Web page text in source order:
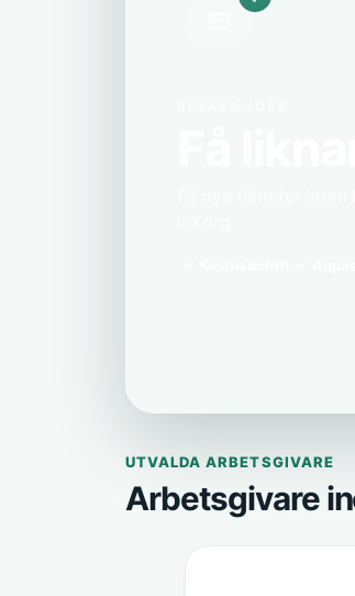
UTVALDA ARBETSGIVARE
Arbetsgivare